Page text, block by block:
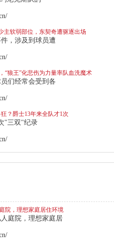
主软弱部位，东契奇遭驱逐出场
，涉及到球员遭
“狼王”化悲伤为力量率队血洗魔术
们经常会受到各
？爵士13年来全队才1次
"三双"纪录
院，理想家庭居住环境
庭院，理想家庭居